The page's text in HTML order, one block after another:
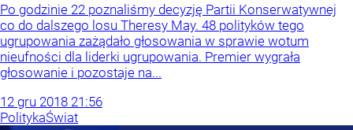
Po godzinie 22 poznaliśmy decyzję Partii Konserwatywnej
co do dalszego losu Theresy May. 48 polityków tego
ugrupowania zażądało głosowania w sprawie wotum
nieufności dla liderki ugrupowania. Premier wygrała
głosowanie i pozostaje na...
12 gru 2018 21:56
PolitykaŚwiat